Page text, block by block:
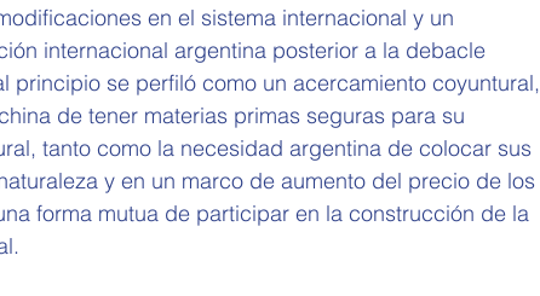
en el sistema internacional y un
internacional argentina posterior a la debacle
principio se perfiló como un acercamiento coyuntural,
de tener materias primas seguras para su
tanto como la necesidad argentina de colocar sus
y en un marco de aumento del precio de los
forma mutua de participar en la construcción de la